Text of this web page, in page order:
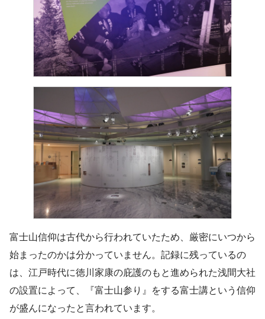
富士山信仰は古代から行われていたため、厳密にいつから
始まったのかは分かっていません。記録に残っているの
は、江戸時代に徳川家康の庇護のもと進められた浅間大社
の設置によって、『富士山参り』をする富士講という信仰
が盛んになったと言われています。